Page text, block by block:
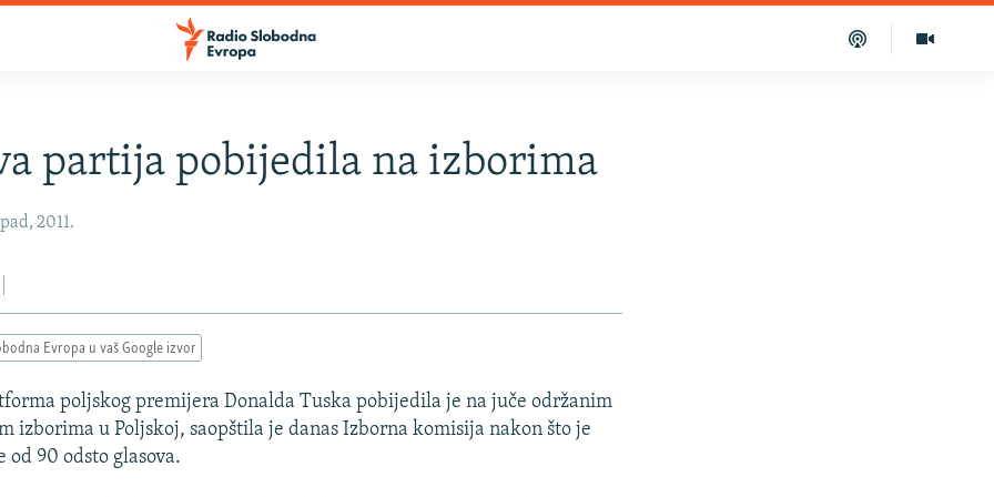
partija pobijedila na izborima
2011.
Evropa u vaš Google izvor
poljskog premijera Donalda Tuska pobijedila je na juče održanim
izborima u Poljskoj, saopštila je danas Izborna komisija nakon što je
od 90 odsto glasova.